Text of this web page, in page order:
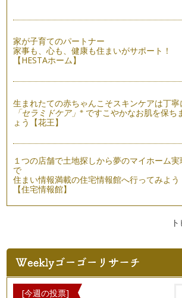
家が子育てのパートナー
家事も、心も、健康も住まいがサポート！
【HESTAホーム】
生まれたての赤ちゃんこそスキンケアは丁寧
「セラミドケア」※ ですこやかなお肌を保ち
ょう【花王】
１つの店舗で土地探しから夢のマイホーム実
で
住まい情報満載の住宅情報館へ行ってみよう
【住宅情報館】
[今週の投票]